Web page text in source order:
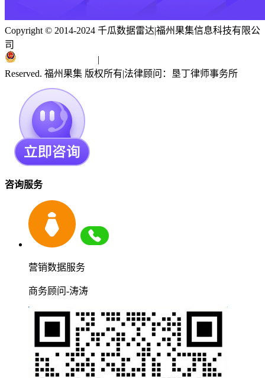
Copyright © 2014-2024 千瓜数据雷达|福州果集信息科技有限公
司
|
Reserved. 福州果集 版权所有|法律顾问：垦丁律师事务所
咨询服务
营销数据服务
商务顾问-涛涛